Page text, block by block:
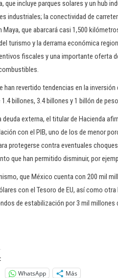
que incluye parques solares y un hub
industriales; la conectividad de
Maya, que abarcará casi 1,500
turismo y la derrama económica
fiscales y una importante oferta
han revertido tendencias en la
billones, 3.4 billones y 1 billón de
deuda externa, el titular de Hacienda
con el PIB, uno de los de menor
protegerse contra eventuales
que han permitido disminuir, por
que México cuenta con 200 mil
con el Tesoro de EU, así como
de estabilización por 3 mil
WhatsApp Más